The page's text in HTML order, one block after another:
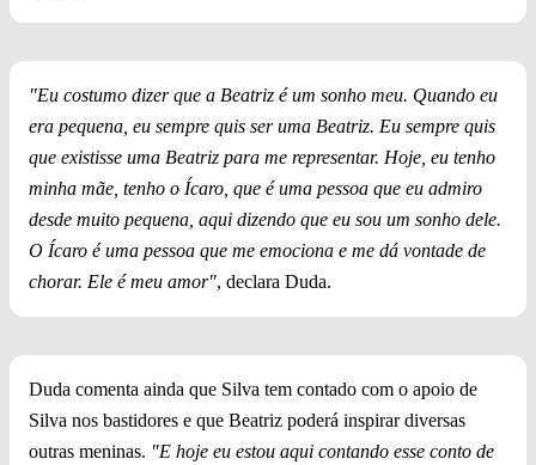
"Eu costumo dizer que a Beatriz é um sonho meu. Quando eu
era pequena, eu sempre quis ser uma Beatriz. Eu sempre quis
que existisse uma Beatriz para me representar. Hoje, eu tenho
minha mãe, tenho o Ícaro, que é uma pessoa que eu admiro
desde muito pequena, aqui dizendo que eu sou um sonho dele.
O Ícaro é uma pessoa que me emociona e me dá vontade de
chorar. Ele é meu amor", declara Duda.
Duda comenta ainda que Silva tem contado com o apoio de
Silva nos bastidores e que Beatriz poderá inspirar diversas
outras meninas. "E hoje eu estou aqui contando esse conto de